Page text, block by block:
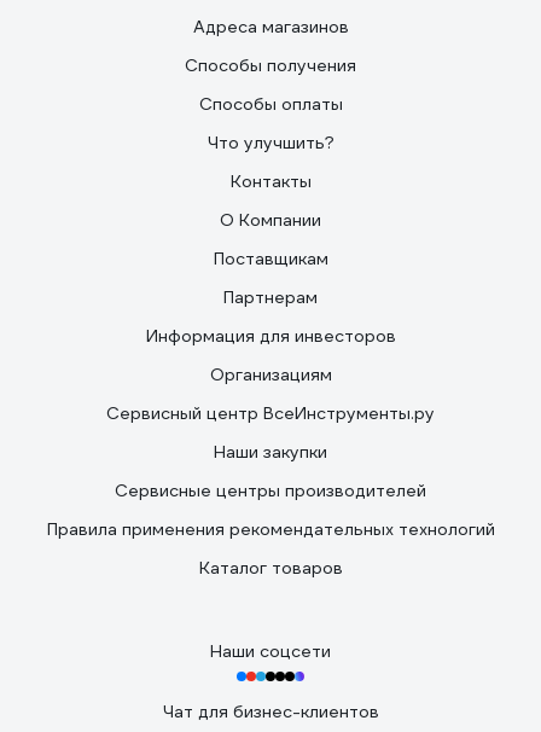
Адреса магазинов
Способы получения
Способы оплаты
Что улучшить?
Контакты
О Компании
Поставщикам
Партнерам
Информация для инвесторов
Организациям
Сервисный центр ВсеИнструменты.ру
Наши закупки
Сервисные центры производителей
Правила применения рекомендательных технологий
Каталог товаров
Наши соцсети
Чат для бизнес-клиентов